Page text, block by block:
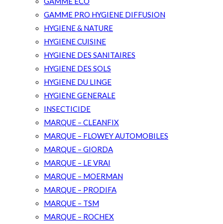
GAMME PRO HYGIENE DIFFUSION
HYGIENE & NATURE
HYGIENE CUISINE
HYGIENE DES SANITAIRES
HYGIENE DES SOLS
HYGIENE DU LINGE
HYGIENE GENERALE
INSECTICIDE
MARQUE – CLEANFIX
MARQUE – FLOWEY AUTOMOBILES
MARQUE – GIORDA
MARQUE – LE VRAI
MARQUE – MOERMAN
MARQUE – PRODIFA
MARQUE – TSM
MARQUE – ROCHEX